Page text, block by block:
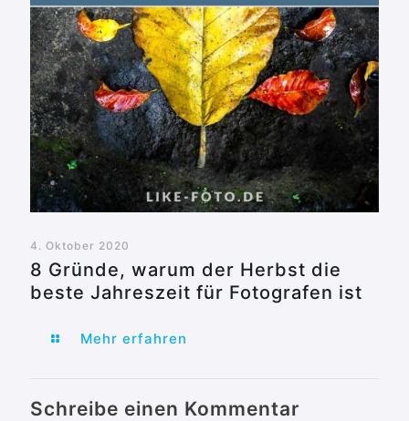
4. Oktober 2020
8 Gründe, warum der Herbst die
beste Jahreszeit für Fotografen ist
Mehr erfahren
Schreibe einen Kommentar